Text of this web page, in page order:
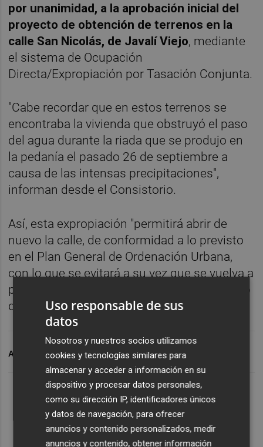
por unanimidad, a la aprobación inicial del
proyecto de obtención de terrenos en la
calle San Nicolás, de Javalí Viejo, mediante
el sistema de Ocupación
Directa/Expropiación por Tasación Conjunta.
"Cabe recordar que en estos terrenos se
encontraba la vivienda que obstruyó el paso
del agua durante la riada que se produjo en
la pedanía el pasado 26 de septiembre a
causa de las intensas precipitaciones",
informan desde el Consistorio.
Así, esta expropiación "permitirá abrir de
nuevo la calle, de conformidad a lo previsto
en el Plan General de Ordenación Urbana,
con lo que se evitará a su vez que se vuelva a
producir la situación de obstrucción del flujo
de agua".
ARCHIVADO EN JAVALÍ VIEJO
Uso responsable de sus
datos
Nosotros y nuestros socios utilizamos
cookies y tecnologías similares para
almacenar y acceder a información en su
dispositivo y procesar datos personales,
como su dirección IP, identificadores únicos
y datos de navegación, para ofrecer
anuncios y contenido personalizados, medir
anuncios y contenido, obtener información